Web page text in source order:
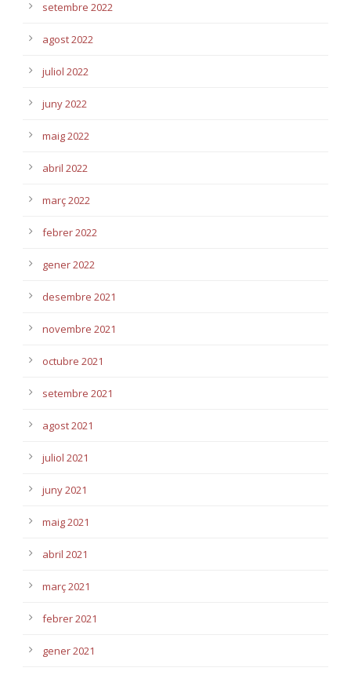
setembre 2022
agost 2022
juliol 2022
juny 2022
maig 2022
abril 2022
març 2022
febrer 2022
gener 2022
desembre 2021
novembre 2021
octubre 2021
setembre 2021
agost 2021
juliol 2021
juny 2021
maig 2021
abril 2021
març 2021
febrer 2021
gener 2021